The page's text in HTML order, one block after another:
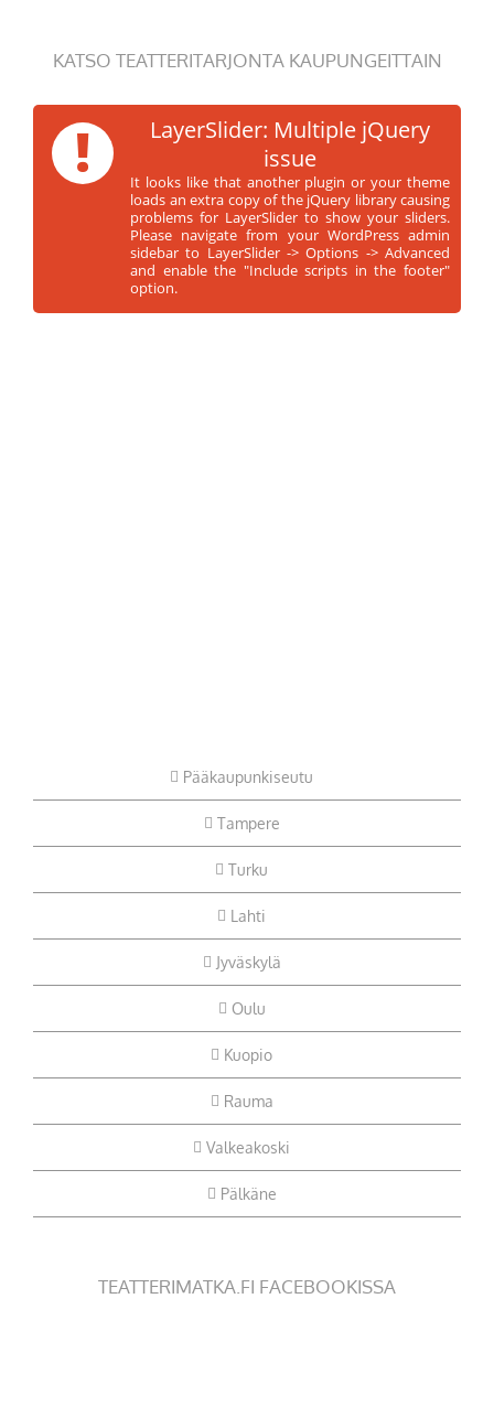
KATSO TEATTERITARJONTA KAUPUNGEITTAIN
!
LayerSlider: Multiple jQuery
issue
It looks like that another plugin or your theme
loads an extra copy of the jQuery library causing
problems for LayerSlider to show your sliders.
Please navigate from your WordPress admin
sidebar to LayerSlider -> Options -> Advanced
and enable the "Include scripts in the footer"
option.
Pääkaupunkiseutu
Tampere
Turku
Lahti
Jyväskylä
Oulu
Kuopio
Rauma
Valkeakoski
Pälkäne
TEATTERIMATKA.FI FACEBOOKISSA